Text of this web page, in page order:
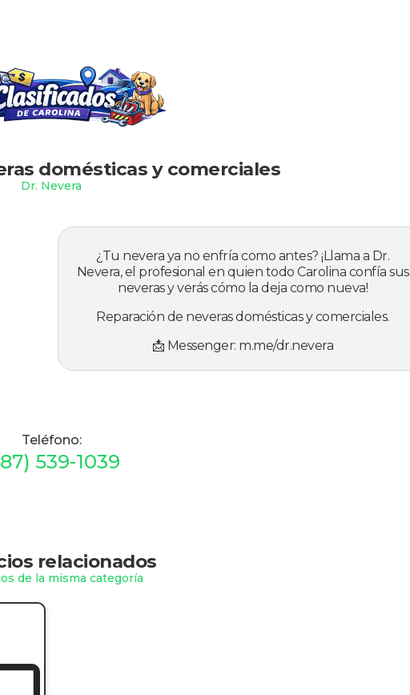
domésticas y comerciales
Dr. Nevera
¿Tu nevera ya no enfría como antes? ¡Llama a Dr.
Nevera, el profesional en quien todo Carolina confía sus
neveras y verás cómo la deja como nueva!
Reparación de neveras domésticas y comerciales.
📩 Messenger: m.me/dr.nevera
Teléfono:
539-1039
relacionados
de la misma categoría